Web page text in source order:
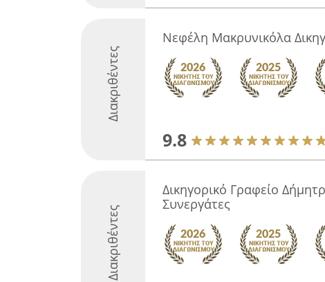
Διακριθέντες
Νεφέλη Μακρυνικόλα
9.8
Διακριθέντες
Δικηγορικό Γραφείο
Συνεργάτες